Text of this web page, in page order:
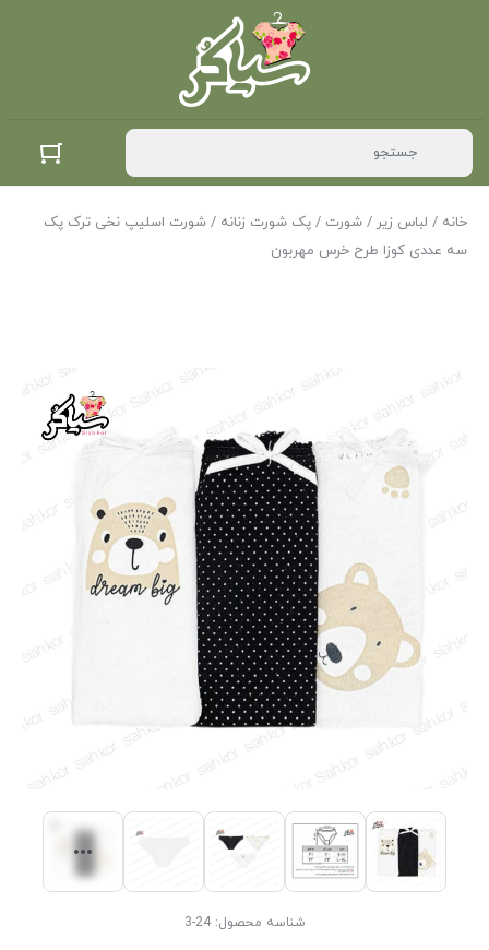
خانه / لباس زیر / شورت / پک شورت زنانه / شورت اسلیپ نخی ترک پک
سه عددی کوزا طرح خرس مهربون
شناسه محصول:24-3